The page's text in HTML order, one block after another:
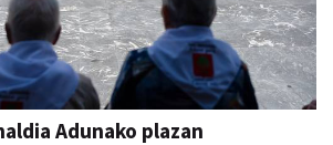
Adunako plazan